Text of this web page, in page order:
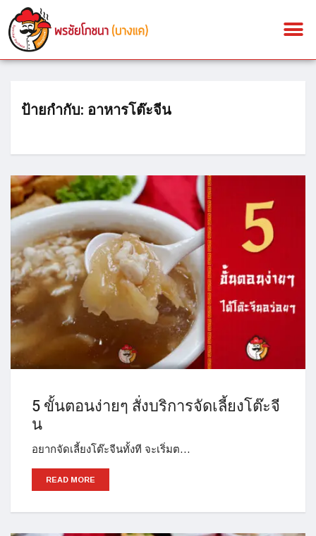
ป้ายกำกับ: อาหารโต๊ะจีน
5 ขั้นตอนง่ายๆ สั่งบริการจัดเลี้ยงโต๊ะจี
น
อยากจัดเลี้ยงโต๊ะจีนทั้งที จะเริ่มต…
READ MORE